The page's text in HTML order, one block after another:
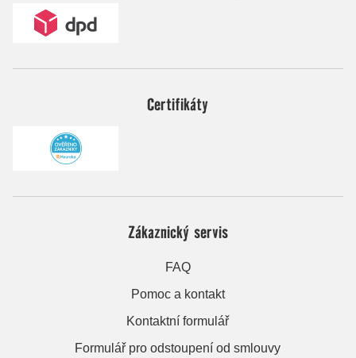
Certifikáty
Zákaznický servis
FAQ
Pomoc a kontakt
Kontaktní formulář
Formulář pro odstoupení od smlouvy